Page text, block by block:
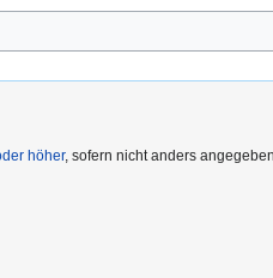
höher, sofern nicht anders angegeben.